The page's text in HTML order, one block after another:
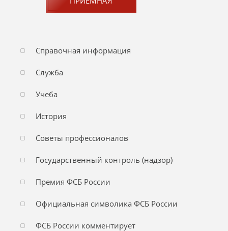
Справочная информация
Служба
Учеба
История
Советы профессионалов
Государственный контроль (надзор)
Премия ФСБ России
Официальная символика ФСБ России
ФСБ России комментирует